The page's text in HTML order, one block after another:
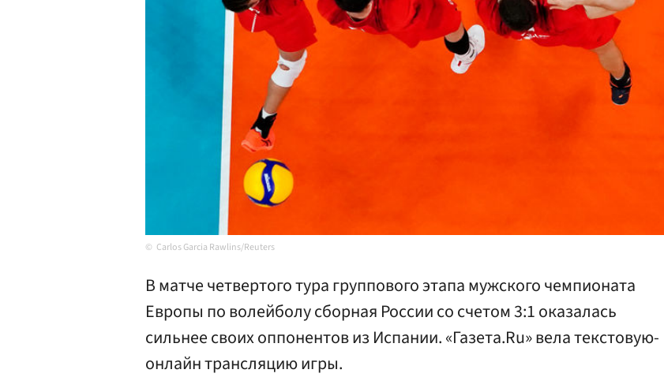
Carlos Garcia Rawlins/Reuters
В матче четвертого тура группового этапа мужского чемпионата
Европы по волейболу сборная России со счетом 3:1 оказалась
сильнее своих оппонентов из Испании. «Газета.Ru» вела текстовую-
онлайн трансляцию игры.